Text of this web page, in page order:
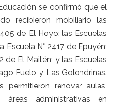
se confirmó que el
recibieron mobiliario las
de El Hoyo; las Escuelas
Escuela N° 2417 de Epuyén;
de El Maitén; y las Escuelas
Puelo y Las Golondrinas.
permitieron renovar aulas,
administrativas en